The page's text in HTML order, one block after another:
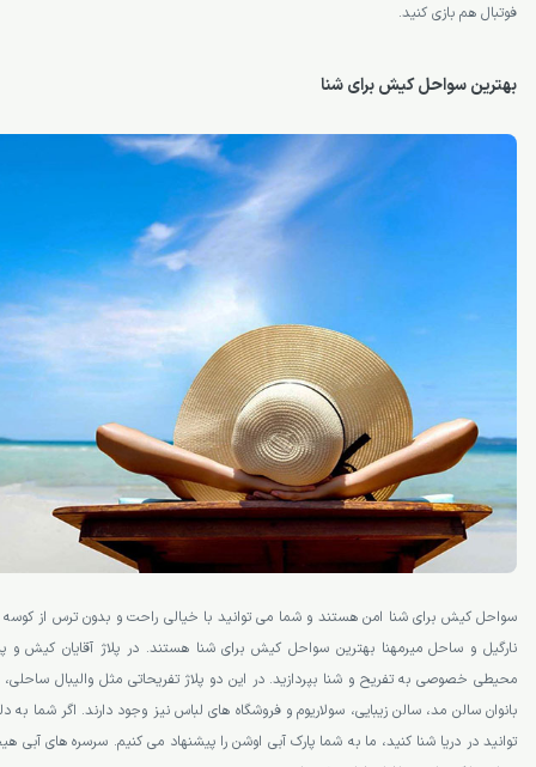
فوتبال هم بازی کنید.
بهترین سواحل کیش برای شنا
سواحل کیش برای شنا امن هستند و شما می­ توانید با خیالی راحت و بدون ترس از کوسه­
نارگیل و ساحل میرمهنا بهترین سواحل کیش برای شنا هستند. در پلاژ آقایان کیش و
محیطی خصوصی به تفریح و شنا بپردازید. در این دو پلاژ تفریحاتی مثل والیبال ساحلی،
توانید در دریا شنا کنید، ما به شما پارک آبی اوشن را پیشنهاد می­ کنیم. سرسره­ های آبی